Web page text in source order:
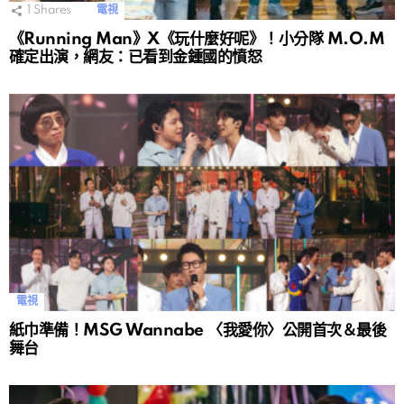
Shares 電視
《Running Man》X《玩什麼好呢》！小分隊 M.O.M
確定出演，網友：已看到金鍾國的憤怒
電視
紙巾準備！MSG Wannabe 〈我愛你〉公開首次＆最後
舞台